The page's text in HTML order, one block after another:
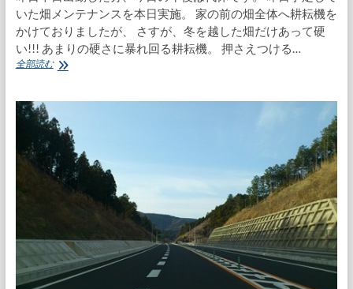
いた畑メンテナンスを本日実施。 家の前の畑全体へ耕耘機を
かけておりましたが、 さすが、冬を越した畑だけあって硬
い!!! あまりの硬さに暴れ回る耕耘機。 押さえつける…
全部読む畑
サ
ウ
リ
ヤ